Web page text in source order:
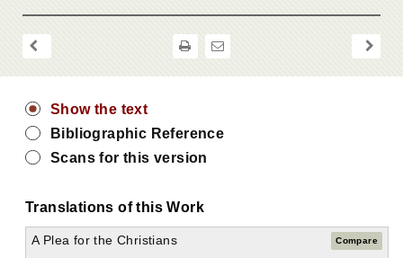
Show the text
Bibliographic Reference
Scans for this version
Translations of this Work
A Plea for the Christians Compare